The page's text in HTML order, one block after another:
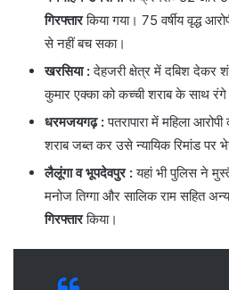
गिरफ्तारकिया गया। 75 वर्षीय वृद्ध
से नहीं बच सका।
खरसिया :देहजरी क्षेत्र में दबिश देकर
कुमार एक्का को कच्ची शराब के साथ रंगे
धरमजयगढ़ :पतरापारा में महिला
शराब जब्त कर उसे न्यायिक रिमांड पर
लैलूंगा व भूपदेवपुर :यहां भी पुलिस ने
मनोज तिग्गा और सालिक राम सहित
गिरफ्तारकिया।